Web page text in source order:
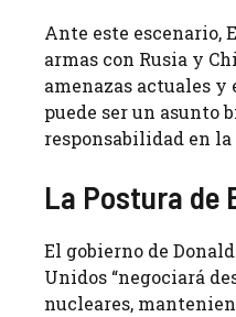
Ante este escenario,
armas con Rusia y
amenazas actuales
puede ser un asunto
responsabilidad en
La Postura de
El gobierno de
Unidos “negociará
nucleares,